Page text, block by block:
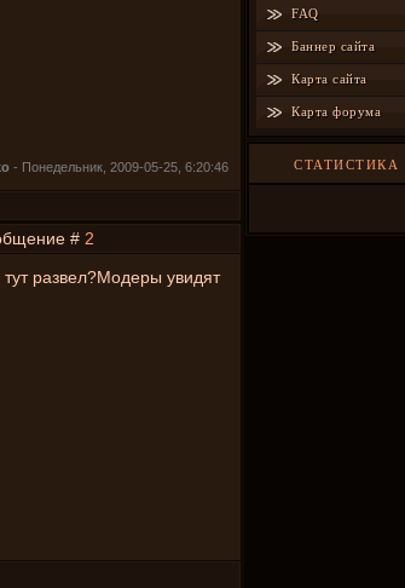
- Понедельник, 2009-05-25, 6:20:46
# 2
тут развел?Модеры увидят
FAQ
Баннер сайта
Карта сайта
Карта форума
СТАТИСТИКА